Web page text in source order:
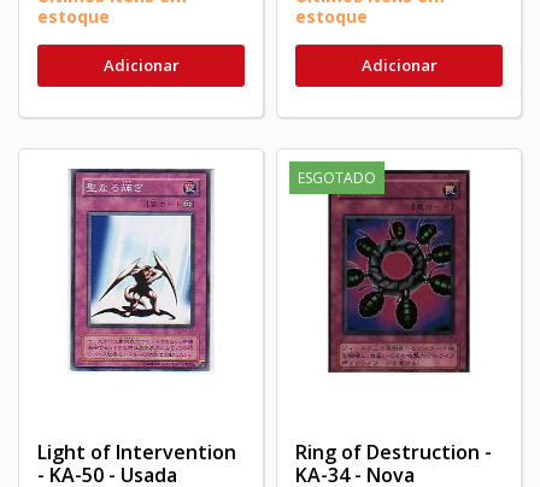
estoque
Adicionar
estoque
Adicionar
Light of Intervention
- KA-50 - Usada
ESGOTADO
Ring of Destruction -
KA-34 - Nova